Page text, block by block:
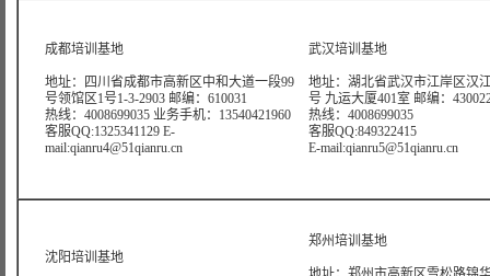
成都培训基地
地址：四川省成都市高新区中和大道一段99
号领馆区1号1-3-2903 邮编：610031
热线：4008699035 业务手机：13540421960
客服QQ:1325341129 E-
mail:qianru4@51qianru.cn
武汉培训基地
地址：湖北省武汉市江岸区汉
号 九运大厦401室 邮编：
热线：4008699035
客服QQ:849322415
E-mail:qianru5@51qianru.cn
沈阳培训基地
郑州培训基地